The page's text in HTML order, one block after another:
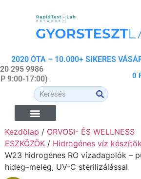
2020 ÓTA – 10.000+ SIKERES
295 9986
9:00-17:00)
0
Kezdőlap / ORVOSI- ÉS WELLNESS
ESZKÖZÖK / Hidrogénes víz
W23 hidrogénes RO vízadagolók –
hideg–meleg, UV-C sterilizálással